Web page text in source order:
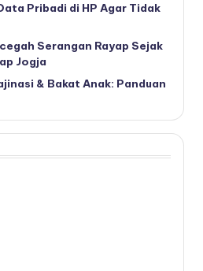
Pribadi di HP Agar Tidak
Serangan Rayap Sejak
Jogja
& Bakat Anak: Panduan